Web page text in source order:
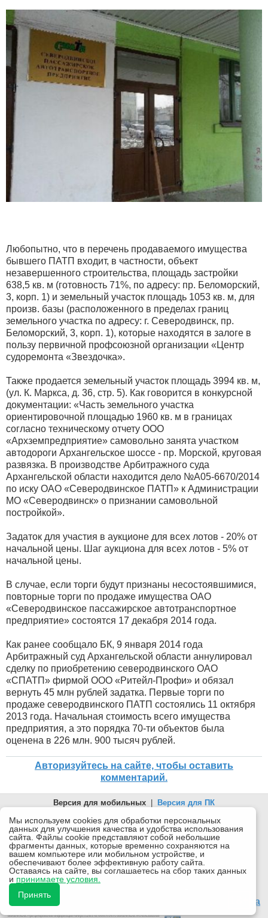
Любопытно, что в перечень продаваемого имущества
бывшего ПАТП входит, в частности, объект
незавершенного строительства, площадь застройки
638,5 кв. м (готовность 71%, по адресу: пр. Беломорский,
3, корп. 1) и земельный участок площадь 1053 кв. м, для
произв. базы (расположенного в пределах границ
земельного участка по адресу: г. Северодвинск, пр.
Беломорский, 3, корп. 1), которые находятся в залоге в
пользу первичной профсоюзной организации «Центр
судоремонта «Звездочка».
Также продается земельный участок площадь 3994 кв. м,
(ул. К. Маркса, д. 36, стр. 5). Как говорится в конкурсной
документации: «Часть земельного участка
ориентировочной площадью 1960 кв. м в границах
согласно техническому отчету ООО
«Архземпредприятие» самовольно занята участком
автодороги Архангельское шоссе - пр. Морской, круговая
развязка. В производстве Арбитражного суда
Архангельской области находится дело №А05-6670/2014
по иску ОАО «Северодвинское ПАТП» к Администрации
МО «Северодвинск» о признании самовольной
постройкой».
Задаток для участия в аукционе для всех лотов - 20% от
начальной цены. Шаг аукциона для всех лотов - 5% от
начальной цены.
В случае, если торги будут признаны несостоявшимися,
повторные торги по продаже имущества ОАО
«Северодвинское пассажирское автотранспортное
предприятие» состоятся 17 декабря 2014 года.
Как ранее сообщало БК, 9 января 2014 года
Арбитражный суд Архангельской области аннулировал
сделку по приобретению северодвинского ОАО
«СПАТП» фирмой ООО «Ритейл-Профи» и обязал
вернуть 45 млн рублей задатка. Первые торги по
продаже северодвинского ПАТП состоялись 11 октября
2013 года. Начальная стоимость всего имущества
предприятия, а это порядка 70-ти объектов была
оценена в 226 млн. 900 тысяч рублей.
Авторизуйтесь на сайте, чтобы оставить
комментарий.
Версия для мобильных | Версия для ПК
© 2026 Беломорканал Северодвинск tv29.ru
Joomla!is Free Software released under the GNU General Public
License.
Mobile version byMobile Joomla!
Desktop Version
массовых коммуникаций (Роскомнадзор). Учредитель: ООО "ТВ29". Главный редактор: Рудалев А.Г.
Беломорканал - новостной сайт Архангельской области: новости Северодвинска, новости поморья,
Все права на материалы, опубликованные на сайте, защищены в соответствии с российским и
обязательна. При цитировании информации гиперссылка на www.tv29.ru обязательна. Использование
Мы используем cookies для обработки персональных
данных для улучшения качества и удобства использования
сайта. Файлы cookie представляют собой небольшие
фрагменты данных, которые временно сохраняются на
вашем компьютере или мобильном устройстве, и
обеспечивают более эффективную работу сайта.
Оставаясь на сайте, вы соглашаетесь на сбор таких данных
и принимаете условия.
Принять